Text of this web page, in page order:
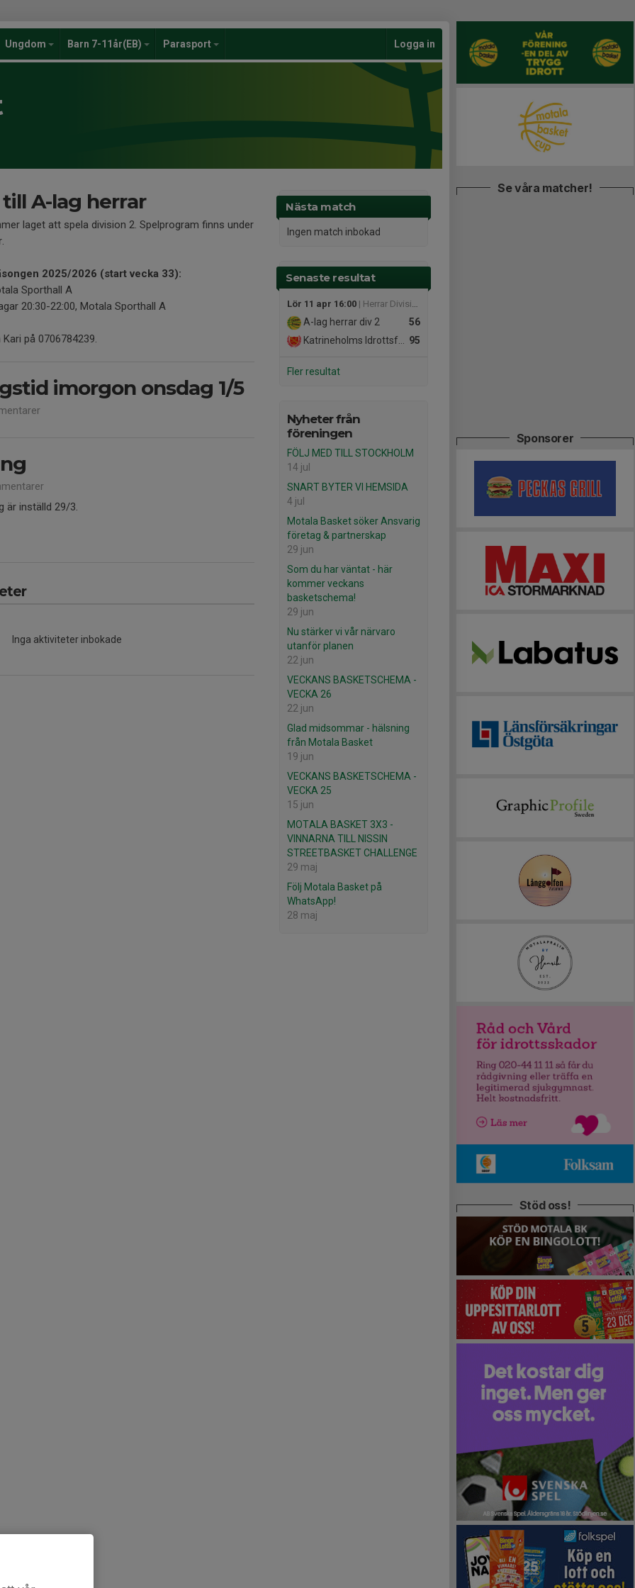
Ungdom Barn 7-11år(EB) Parasport Logga in
Nästa match
Ingen match inbokad
Senaste resultat
Lör 11 apr 16:00 | Herrar Division 2 - Herrar Division 2 Södra Svealand
56
A-lag herrar div 2
95
Katrineholms Idrottsförening
Fler resultat
Nyheter från
föreningen
FÖLJ MED TILL STOCKHOLM
14 jul
SNART BYTER VI HEMSIDA
4 jul
Motala Basket söker Ansvarig
företag & partnerskap
29 jun
Som du har väntat - här
kommer veckans
basketschema!
29 jun
Nu stärker vi vår närvaro
utanför planen
22 jun
VECKANS BASKETSCHEMA -
VECKA 26
22 jun
Glad midsommar - hälsning
från Motala Basket
19 jun
VECKANS BASKETSCHEMA -
VECKA 25
15 jun
MOTALA BASKET 3X3 -
VINNARNA TILL NISSIN
STREETBASKET CHALLENGE
29 maj
Följ Motala Basket på
WhatsApp!
28 maj
A-lag herrar
laget att spela division 2. Spelprogram finns under
2025/2026 (start vecka 33):
Sporthall A
20:30-22:00, Motala Sporthall A
på 0706784239.
imorgon onsdag 1/5
är inställd 29/3.
Inga aktiviteter inbokade
Se våra matcher!
Sponsorer
Stöd oss!